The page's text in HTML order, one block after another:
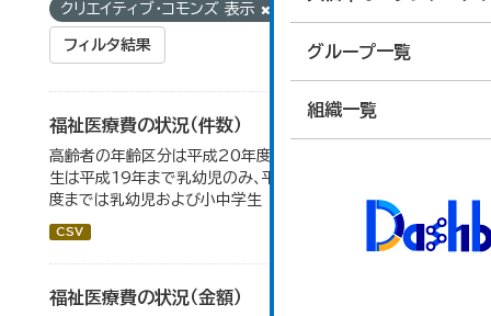
グループ一覧
組織一覧
クリエイティブ・コモンズ 表示
フィルタ結果
福祉医療費の状況（件数）
高齢者の年齢区分は平成20年度から変更 乳幼児・小中高
生は平成19年まで乳幼児のみ、平成20年度から令和元年
度までは乳幼児および小中学生
CSV
福祉医療費の状況（金額）